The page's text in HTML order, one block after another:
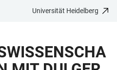
Universität Heidelberg